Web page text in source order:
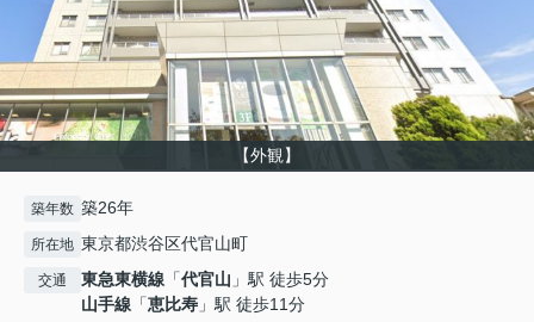
【外観】
築年数 築26年
所在地 東京都渋谷区代官山町
交通 東急東横線 「代官山 」駅 徒歩5分
山手線 「恵比寿 」駅 徒歩11分